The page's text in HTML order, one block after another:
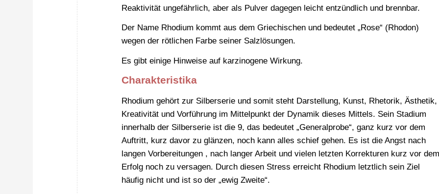
Reaktivität ungefährlich, aber als Pulver dagegen leicht entzündlich und brennbar.
Der Name Rhodium kommt aus dem Griechischen und bedeutet „Rose“ (Rhodon)
wegen der rötlichen Farbe seiner Salzlösungen.
Es gibt einige Hinweise auf karzinogene Wirkung.
Charakteristika
Rhodium gehört zur Silberserie und somit steht Darstellung, Kunst, Rhetorik, Ästhetik,
Kreativität und Vorführung im Mittelpunkt der Dynamik dieses Mittels. Sein Stadium
innerhalb der Silberserie ist die 9, das bedeutet „Generalprobe“, ganz kurz vor dem
Auftritt, kurz davor zu glänzen, noch kann alles schief gehen. Es ist die Angst nach
langen Vorbereitungen , nach langer Arbeit und vielen letzten Korrekturen kurz vor
Erfolg noch zu versagen. Durch diesen Stress erreicht Rhodium letztlich sein Ziel
häufig nicht und ist so der „ewig Zweite“.